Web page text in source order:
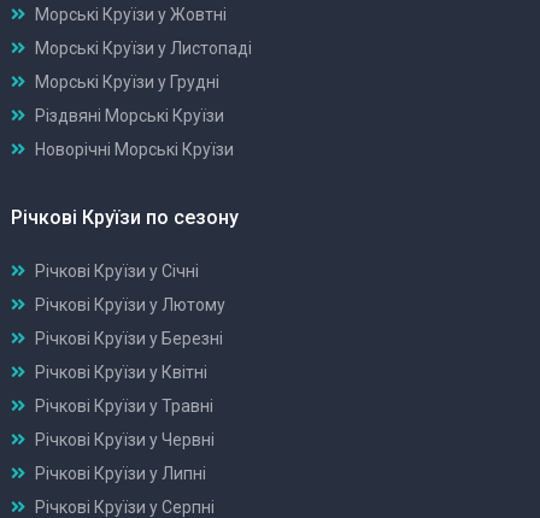
Морські Круїзи у Жовтні
Морські Круїзи у Листопаді
Морські Круїзи у Грудні
Різдвяні Морські Круїзи
Новорічні Морські Круїзи
Річкові Круїзи по сезону
Річкові Круїзи у Січні
Річкові Круїзи у Лютому
Річкові Круїзи у Березні
Річкові Круїзи у Квітні
Річкові Круїзи у Травні
Річкові Круїзи у Червні
Річкові Круїзи у Липні
Річкові Круїзи у Серпні